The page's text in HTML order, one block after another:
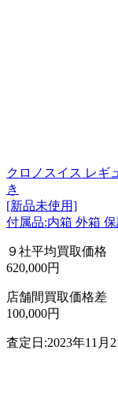
クロノスイス レギ
き
[新品未使用]
付属品:内箱 外箱
９社平均買取価格
620,000円
店舗間買取価格差
100,000円
査定日:2023年11月